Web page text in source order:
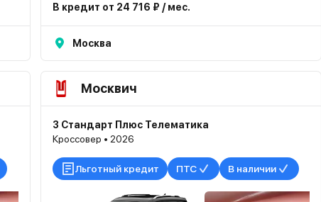
В кредит от 24 716 ₽ / мес.
Москва
Москвич
3 Стандарт Плюс Телематика
Кроссовер • 2026
Льготный кредит ПТС В наличии